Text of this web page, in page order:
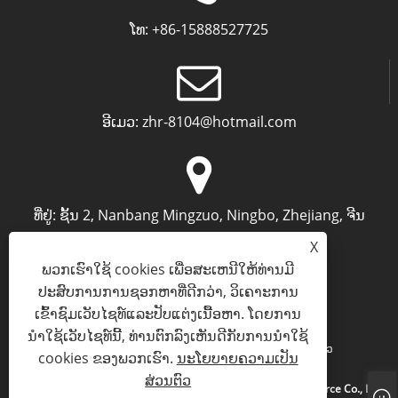
ໂທ: +86-15888527725
ອີເມວ: zhr-8104@hotmail.com
ທີ່ຢູ່: ຊັ້ນ 2, Nanbang Mingzuo, Ningbo, Zhejiang, ຈີນ
Links Sitemap RSS XML ນະໂຍບາຍຄວາມເປັນສ່ວນຕົວ
ສະຫງວນລິຂະສິດ © 2024 Ningbo Archermind electronic Commerce Co., Ltd.
X
ພວກເຮົາໃຊ້ cookies ເພື່ອສະເຫນີໃຫ້ທ່ານມີ
ປະສົບການການຊອກຫາທີ່ດີກວ່າ, ວິເຄາະການ
ເຂົ້າຊົມເວັບໄຊທ໌ແລະປັບແຕ່ງເນື້ອຫາ. ໂດຍການ
ນໍາໃຊ້ເວັບໄຊທ໌ນີ້, ທ່ານຕົກລົງເຫັນດີກັບການນໍາໃຊ້
cookies ຂອງພວກເຮົາ. ນະໂຍບາຍຄວາມເປັນ
ສ່ວນຕົວ